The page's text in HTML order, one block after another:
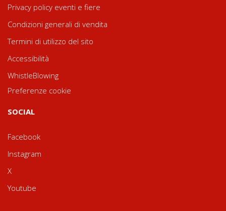
Privacy policy eventi e fiere
Condizioni generali di vendita
Termini di utilizzo del sito
Accessibilità
WhistleBlowing
Preferenze cookie
SOCIAL
Facebook
Instagram
X
Youtube